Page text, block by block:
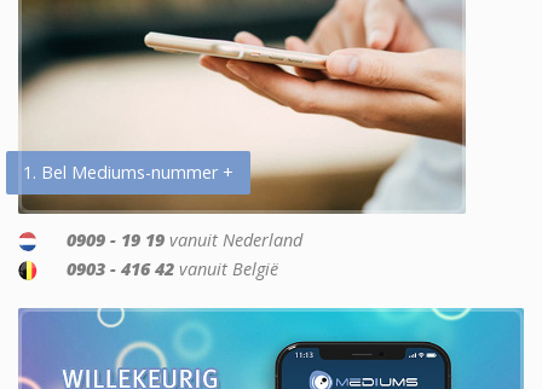
1. Bel Mediums-nummer +
0909 - 19 19 vanuit Nederland
0903 - 416 42 vanuit België